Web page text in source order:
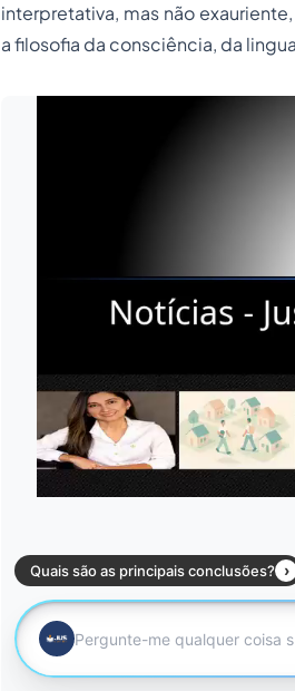
interpretativa, mas não
a filosofia da consciência, da